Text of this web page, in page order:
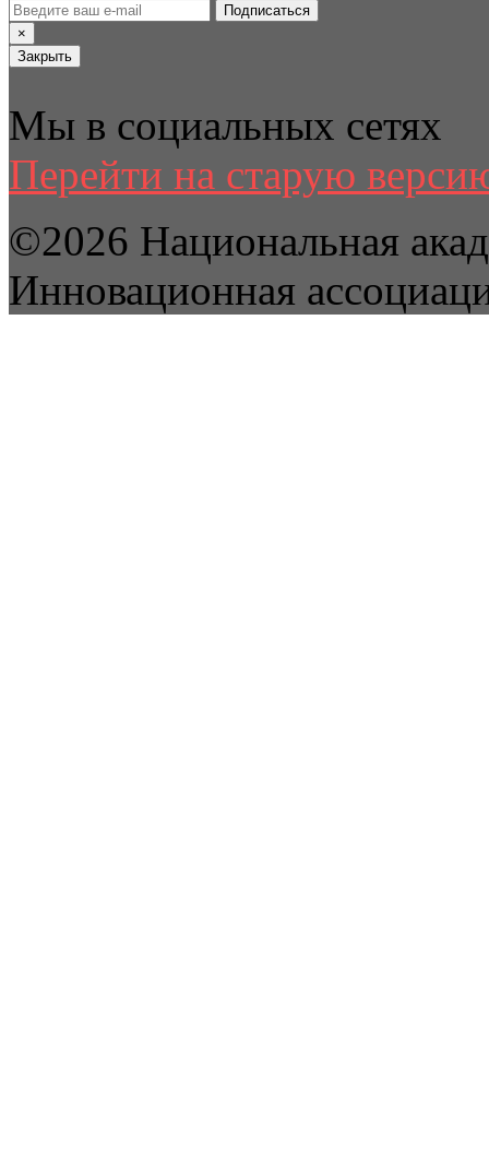
Подписаться
×
Закрыть
Мы в социальных сетях
Перейти на старую
©2026 Национальная
Инновационная